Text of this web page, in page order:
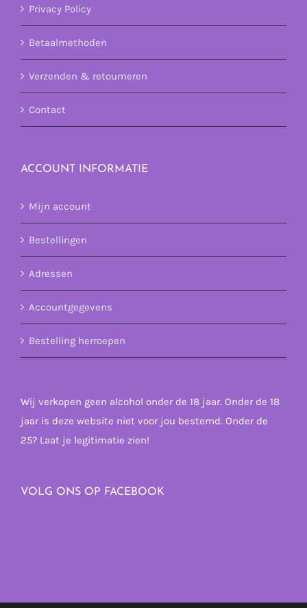
Privacy Policy
Betaalmethoden
Verzenden & retourneren
Contact
ACCOUNT INFORMATIE
Mijn account
Bestellingen
Adressen
Accountgegevens
Bestelling herroepen
Wij verkopen geen alcohol onder de 18 jaar. Onder de 18
jaar is deze website niet voor jou bestemd. Onder de
25? Laat je legitimatie zien!
VOLG ONS OP FACEBOOK